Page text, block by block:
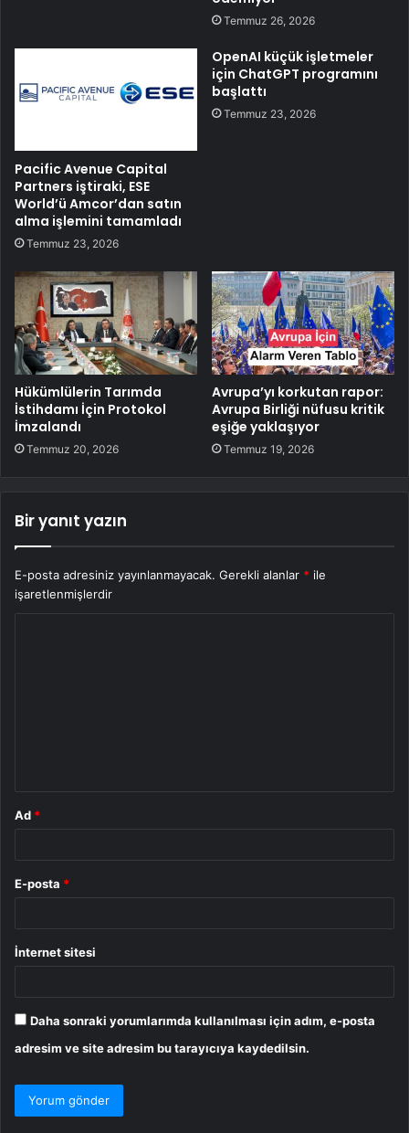
Temmuz 26, 2026
Pacific Avenue Capital
Partners iştiraki, ESE
World’ü Amcor’dan satın
alma işlemini tamamladı
Temmuz 23, 2026
OpenAI küçük işletmeler
için ChatGPT programını
başlattı
Temmuz 23, 2026
Hükümlülerin Tarımda
İstihdamı İçin Protokol
İmzalandı
Temmuz 20, 2026
Avrupa’yı korkutan rapor:
Avrupa Birliği nüfusu kritik
eşiğe yaklaşıyor
Temmuz 19, 2026
Bir yanıt yazın
E-posta adresiniz yayınlanmayacak. Gerekli alanlar * ile
işaretlenmişlerdir
Ad *
E-posta *
İnternet sitesi
Daha sonraki yorumlarımda kullanılması için adım, e-posta
adresim ve site adresim bu tarayıcıya kaydedilsin.